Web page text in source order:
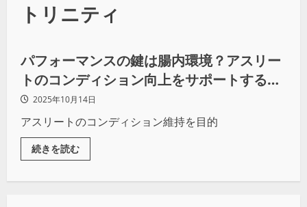
トリニティ
ウェルネス
パフォーマンスの鍵は腸内環境？アスリー
トのコンディション向上をサポートする酵
素『トリニティ』誕生
2025年10月14日
アスリートのコンディション維持を目的
続きを読む